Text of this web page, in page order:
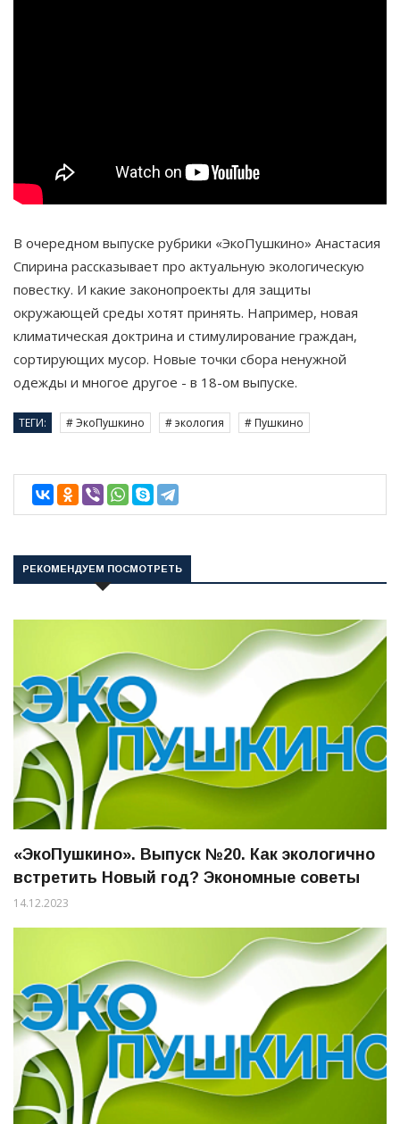
В очередном выпуске рубрики «ЭкоПушкино» Анастасия
Спирина рассказывает про актуальную экологическую
повестку. И какие законопроекты для защиты
окружающей среды хотят принять. Например, новая
климатическая доктрина и стимулирование граждан,
сортирующих мусор. Новые точки сбора ненужной
одежды и многое другое - в 18-ом выпуске.
ТЕГИ: # ЭкоПушкино # экология # Пушкино
РЕКОМЕНДУЕМ ПОСМОТРЕТЬ
«ЭкоПушкино». Выпуск №20. Как экологично
встретить Новый год? Экономные советы
14.12.2023